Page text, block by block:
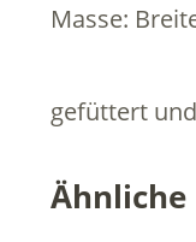
Masse:
gefüttert